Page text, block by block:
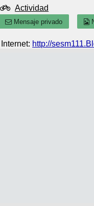
Actividad
Mensaje privado
Internet: http://